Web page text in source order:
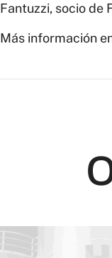
Fantuzzi, socio de
Más información